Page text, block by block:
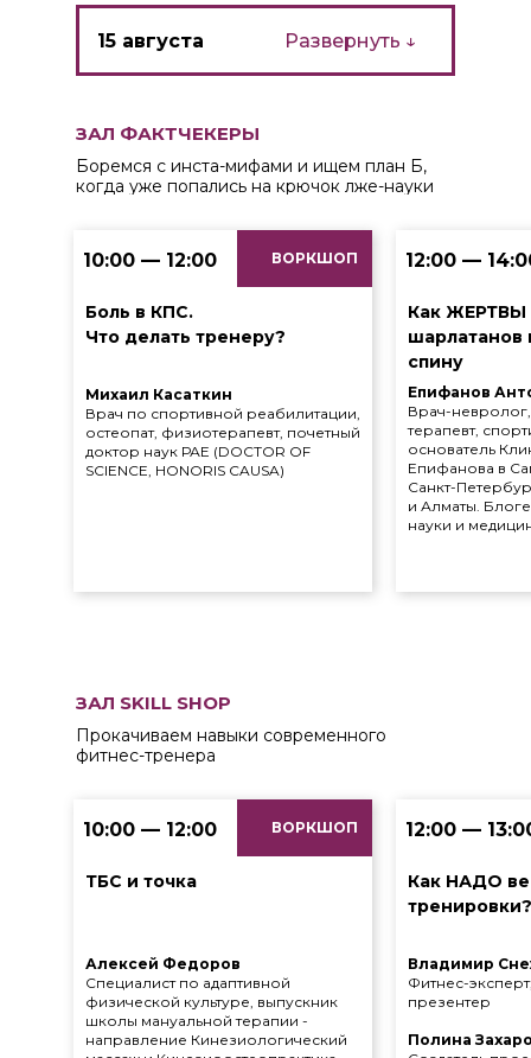
Развернуть ↓
15 августа
ЗАЛ ФАКТЧЕКЕРЫ
Боремся с инста-мифами и ищем план Б,
когда уже попались на крючок лже-науки
Епифанов
Врач-
терапевт,
основатель
Епифанова в
Санкт-
и Алматы.
науки и
Как ЖЕРТВЫ
шарлатанов
спину
12:00 —
Михаил Касаткин
Врач по спортивной реабилитации,
остеопат, физиотерапевт, почетный
доктор наук РАЕ (DOCTOR OF
SCIENCE, HONORIS CAUSA)
Боль в КПС.
Что делать тренеру?
ВОРКШОП
10:00 — 12:00
ЗАЛ SKILL SHOP
Прокачиваем навыки современного
фитнес-тренера
Владимир
Фитнес-
презентер
Полина
Как НАДО
тренировки?
12:00 —
Алексей Федоров
Специалист по адаптивной
физической культуре, выпускник
школы мануальной терапии -
направление Кинезиологический
ТБС и точка
ВОРКШОП
10:00 — 12:00